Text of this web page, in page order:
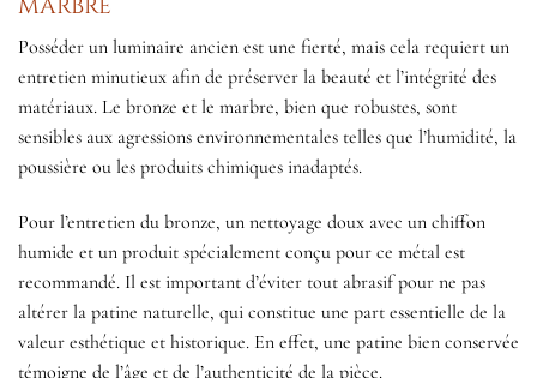
Posséder un luminaire ancien est une fierté, mais cela requiert un
entretien minutieux afin de préserver la beauté et l’intégrité des
matériaux. Le bronze et le marbre, bien que robustes, sont
sensibles aux agressions environnementales telles que l’humidité, la
poussière ou les produits chimiques inadaptés.
Pour l’entretien du bronze, un nettoyage doux avec un chiffon
humide et un produit spécialement conçu pour ce métal est
recommandé. Il est important d’éviter tout abrasif pour ne pas
altérer la patine naturelle, qui constitue une part essentielle de la
valeur esthétique et historique. En effet, une patine bien conservée
témoigne de l’âge et de l’authenticité de la pièce.